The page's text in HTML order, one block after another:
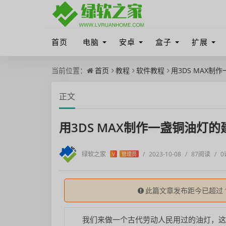
首页 电脑 安卓 盒子 扩展
当前位置： 首页 教程 软件教程 用3DS MAX制作
正文
用3DS MAX制作一盏铜油灯的
绿软之家 V 管理员 / 2023-10-08 / 87阅读 / 0
此篇文章发布距今已超过
我们来做一个古代劳动人民用过的油灯，